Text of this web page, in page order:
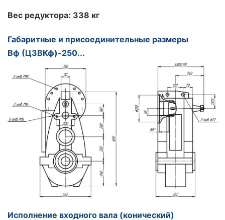
Вес редуктора: 338 кг
Габаритные и присоединительные размеры
Вф (Ц3ВКф)-250...
Исполнение входного вала (конический)